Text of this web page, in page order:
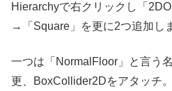
Hierarchyで右クリックし「
→「Square」を更に2つ追加し
一つは「NormalFloor」と言う
更、BoxCollider2Dをアタッチ。